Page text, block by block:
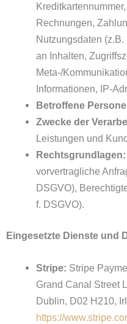
Rechnungen,
Nutzungsdaten
an Inhalten,
Meta-/
Informationen, IP-
Betroffene
Zwecke der
Leistungen und
Rechtsgrundlagen:
vorvertragliche
DSGVO),
f. DSGVO).
Eingesetzte Dienste und
Stripe: Stripe
Grand Canal Street
Dublin, D02 H210,
https://